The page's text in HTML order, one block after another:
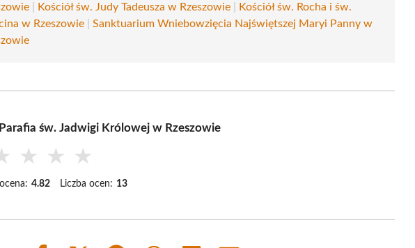
Kościół św. Judy Tadeusza w Rzeszowie
Kościół św. Rocha i św.
w Rzeszowie |Sanktuarium Wniebowzięcia Najświętszej Maryi Panny w
św. Jadwigi Królowej w Rzeszowie
★ ★ ★
4.82 Liczba ocen: 13